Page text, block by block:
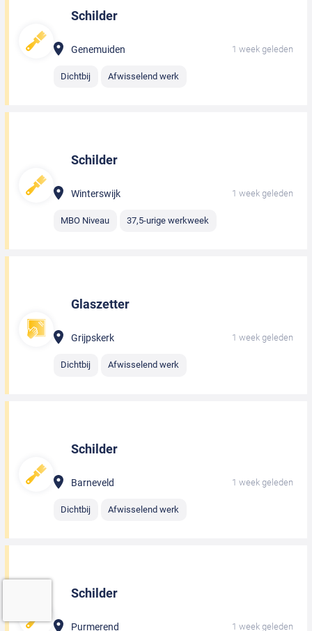
Schilder
Genemuiden 1 week geleden
Dichtbij Afwisselend werk
Schilder
Winterswijk 1 week geleden
MBO Niveau 37,5-urige werkweek
Glaszetter
Grijpskerk 1 week geleden
Dichtbij Afwisselend werk
Schilder
Barneveld 1 week geleden
Dichtbij Afwisselend werk
Schilder
Purmerend 1 week geleden